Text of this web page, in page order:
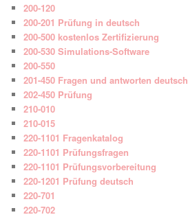
200-120
200-201 Prüfung in deutsch
200-500 kostenlos Zertifizierung
200-530 Simulations-Software
200-550
201-450 Fragen und antworten deutsch
202-450 Prüfung
210-010
210-015
220-1101 Fragenkatalog
220-1101 Prüfungsfragen
220-1101 Prüfungsvorbereitung
220-1201 Prüfung deutsch
220-701
220-702